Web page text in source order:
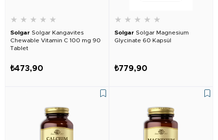
★ ★ ★ ★ ★
Solgar Solgar Kangavites
Chewable Vitamin C 100 mg 90
Tablet
₺473,90
★ ★ ★ ★ ★
Solgar Solgar Magnesium
Glycinate 60 Kapsül
₺779,90